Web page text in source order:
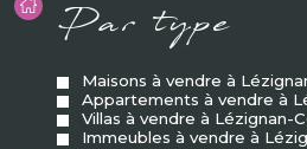
Par type
Maisons à vendre à
Appartements à vendre à
Villas à vendre à Lézignan-
Immeubles à vendre à